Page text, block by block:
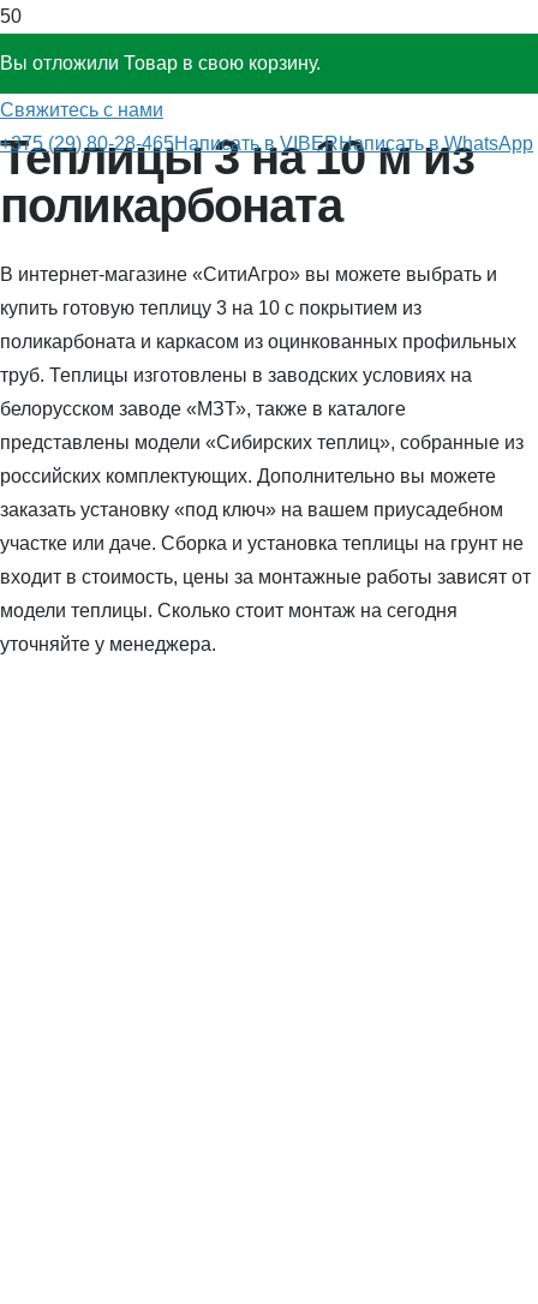
Вы отложили Товар в свою корзину.
Свяжитесь с нами
+375 (29) 80-28-465Написать в VIBERНаписать в WhatsApp
Теплицы из поликарбоната »3х10
Теплицы 3 на 10 м из
поликарбоната
В интернет-магазине «СитиАгро» вы можете выбрать и
купить готовую теплицу 3 на 10 с покрытием из
поликарбоната и каркасом из оцинкованных профильных
труб. Теплицы изготовлены в заводских условиях на
белорусском заводе «МЗТ», также в каталоге
представлены модели «Сибирских теплиц», собранные из
российских комплектующих. Дополнительно вы можете
заказать установку «под ключ» на вашем приусадебном
участке или даче. Сборка и установка теплицы на грунт не
входит в стоимость, цены за монтажные работы зависят от
модели теплицы. Сколько стоит монтаж на сегодня
уточняйте у менеджера.